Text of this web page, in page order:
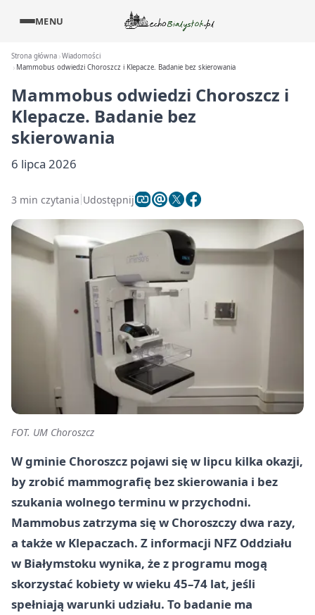
MENU
Strona główna Wiadomości
Mammobus odwiedzi Choroszcz i Klepacze. Badanie bez skierowania
Mammobus odwiedzi Choroszcz i
Klepacze. Badanie bez
skierowania
6 lipca 2026
3 min czytania Udostępnij
FOT. UM Choroszcz
W gminie Choroszcz pojawi się w lipcu kilka okazji,
by zrobić mammografię bez skierowania i bez
szukania wolnego terminu w przychodni.
Mammobus zatrzyma się w Choroszczy dwa razy,
a także w Klepaczach. Z informacji NFZ Oddziału
w Białymstoku wynika, że z programu mogą
skorzystać kobiety w wieku 45–74 lat, jeśli
spełniają warunki udziału. To badanie ma